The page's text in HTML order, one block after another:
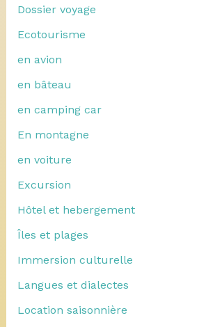
Dossier voyage
Ecotourisme
en avion
en bâteau
en camping car
En montagne
en voiture
Excursion
Hôtel et hebergement
Îles et plages
Immersion culturelle
Langues et dialectes
Location saisonnière